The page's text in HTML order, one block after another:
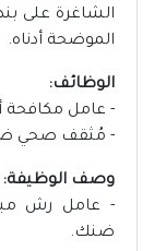
الشاغرة على
الموضحة أدناه.
الوظائف:
- عامل مكافحة
- مُثقف صحي
وصف الوظيفة:
- عامل رش
ضنك.